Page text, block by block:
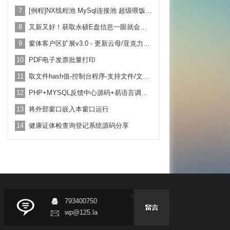
7 [例程]NX线程池 MySql连接池 超级喂饭式 例程 纯源码 超级好用
8 又新又好！获取永硕E盘信息一眼就会用！附带例子教学
9 窗体客户区扩展v3.0 - 更新云母/亚克力背景效果！
10 PDF电子发票批量打印
11 取文件hash值-控制台程序-支持文件/文本-拖放-命令行-全utf8
12 PHP+MYSQL反馈中心源码+易语言调用例子
13 将外部窗口嵌入本窗口运行
14 健康证体检查询登记系统源码分享
793400750
wp@125.la